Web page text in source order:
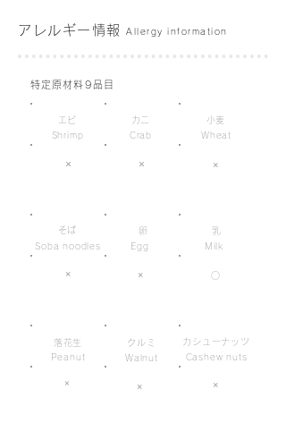
アレルギー情報 Allergy information
特定原材料9品目
Shrimp
×
カニ
Crab
×
小麦
Wheat
×
エビ
そば
Soba noodles
×
Egg
×
Milk
○
卵 乳
Peanut
落花生
×
クルミ
Walnut
×
Cashew nuts
カシューナッツ
×